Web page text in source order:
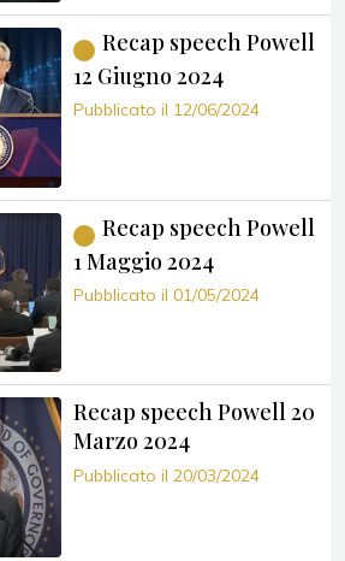
Recap speech Powell
12 Giugno 2024
Pubblicato il 12/06/2024
Recap speech Powell
1 Maggio 2024
Pubblicato il 01/05/2024
Recap speech Powell 20
Marzo 2024
Pubblicato il 20/03/2024